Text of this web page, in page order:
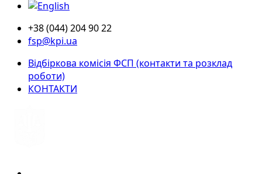
+38 (044) 204 90 22
fsp@kpi.ua
Відбіркова комісія ФСП (контакти та розклад
роботи)
КОНТАКТИ